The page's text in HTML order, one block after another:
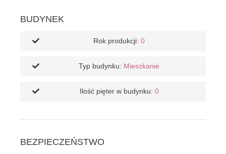
BUDYNEK
Rok produkcji: 0
Typ budynku: Mieszkanie
Ilość pięter w budynku: 0
BEZPIECZEŃSTWO